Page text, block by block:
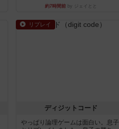
約7時間前 by ジェイとと
リプレイ
ディジットコード
やっぱり論理ゲームは面白い。息子